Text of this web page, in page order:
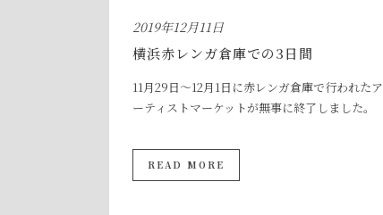
2019年12月11日
横浜赤レンガ倉庫での3日間
11月29日～12月1日に赤レンガ倉庫で行われたア
ーティストマーケットが無事に終了しました。
READ MORE